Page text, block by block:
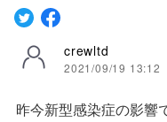
crewltd
2021/09/19 13:12
昨今新型感染症の影響